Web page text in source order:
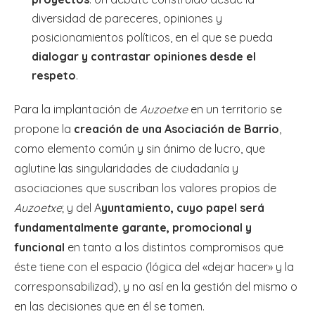
diversidad de pareceres, opiniones y
posicionamientos políticos, en el que se pueda
dialogar y contrastar opiniones desde el
respeto.
Para la implantación de Auzoetxeen un territorio se
propone la creación de una Asociación de Barrio
como elemento común y sin ánimo de lucro, que
aglutine las singularidades de ciudadanía y
asociaciones que suscriban los valores propios de
Auzoetxe; y del Ayuntamiento, cuyo papel será
fundamentalmente garante, promocional y
funcional en tanto a los distintos compromisos que
éste tiene con el espacio (lógica del «dejar hacer» y la
corresponsabilizad), y no así en la gestión del mismo o
en las decisiones que en él se tomen.